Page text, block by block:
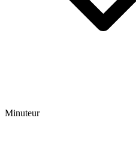
Minuteur